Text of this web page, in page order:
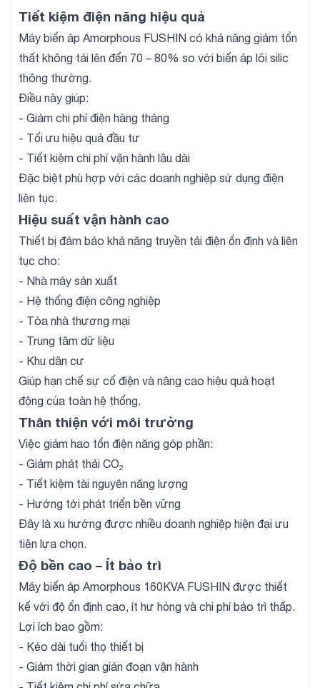
Tiết kiệm điện năng hiệu quả
Máy biến áp Amorphous FUSHIN có khả năng giảm tổn
thất không tải lên đến 70 – 80% so với biến áp lõi silic
thông thường.
Điều này giúp:
- Giảm chi phí điện hàng tháng
- Tối ưu hiệu quả đầu tư
- Tiết kiệm chi phí vận hành lâu dài
Đặc biệt phù hợp với các doanh nghiệp sử dụng điện
liên tục.
Hiệu suất vận hành cao
Thiết bị đảm bảo khả năng truyền tải điện ổn định và liên
tục cho:
- Nhà máy sản xuất
- Hệ thống điện công nghiệp
- Tòa nhà thương mại
- Trung tâm dữ liệu
- Khu dân cư
Giúp hạn chế sự cố điện và nâng cao hiệu quả hoạt
động của toàn hệ thống.
Thân thiện với môi trường
Việc giảm hao tổn điện năng góp phần:
- Giảm phát thải CO₂
- Tiết kiệm tài nguyên năng lượng
- Hướng tới phát triển bền vững
Đây là xu hướng được nhiều doanh nghiệp hiện đại ưu
tiên lựa chọn.
Độ bền cao – Ít bảo trì
Máy biến áp Amorphous 160KVA FUSHIN được thiết
kế với độ ổn định cao, ít hư hỏng và chi phí bảo trì thấp.
Lợi ích bao gồm:
- Kéo dài tuổi thọ thiết bị
- Giảm thời gian gián đoạn vận hành